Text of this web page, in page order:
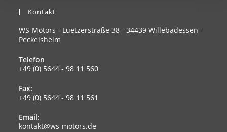
Kontakt
WS-Motors - Luetzerstraße 38 - 34439 Willebadessen-
Peckelsheim
Telefon
+49 (0) 5644 - 98 11 560
Fax:
+49 (0) 5644 - 98 11 561
Email:
kontakt@ws-motors.de